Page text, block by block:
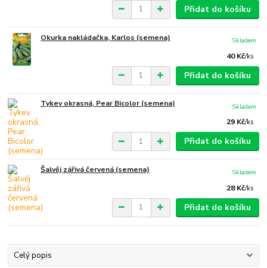
Přidat do košíku
Okurka nakládačka, Karlos (semena)
40 Kč/ks
Skladem
Přidat do košíku
Tykev okrasná, Pear Bicolor (semena)
29 Kč/ks
Skladem
Přidat do košíku
Šalvěj zářivá červená (semena)
28 Kč/ks
Skladem
Přidat do košíku
Celý popis